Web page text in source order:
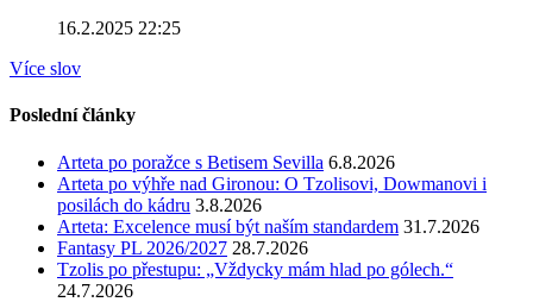
16.2.2025 22:25
Více slov
Poslední články
Arteta po poražce s Betisem Sevilla 6.8.2026
Arteta po výhře nad Gironou: O Tzolisovi, Dowmanovi i
posilách do kádru 3.8.2026
Arteta: Excelence musí být naším standardem 31.7.2026
Fantasy PL 2026/2027 28.7.2026
Tzolis po přestupu: „Vždycky mám hlad po gólech.“
24.7.2026